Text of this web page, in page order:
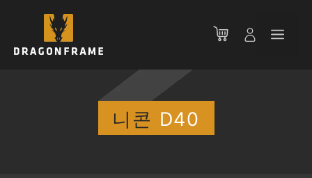
메
니콘 D40